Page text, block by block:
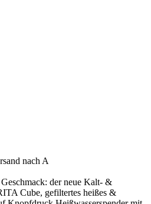
nach A
der neue Kalt- &
Cube, gefiltertes heißes &